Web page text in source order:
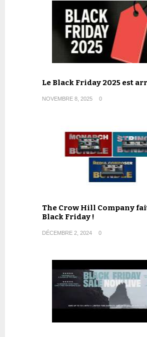
Le Black Friday 2025 est
NOVEMBRE 8, 2025 0
The Crow Hill Company
Black Friday !
DÉCEMBRE 2, 2024 0